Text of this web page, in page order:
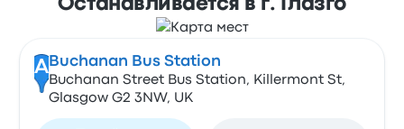
Останавливается в г. Глазго
A Buchanan Bus Station
Buchanan Street Bus Station, Killermont St,
Glasgow G2 3NW, UK